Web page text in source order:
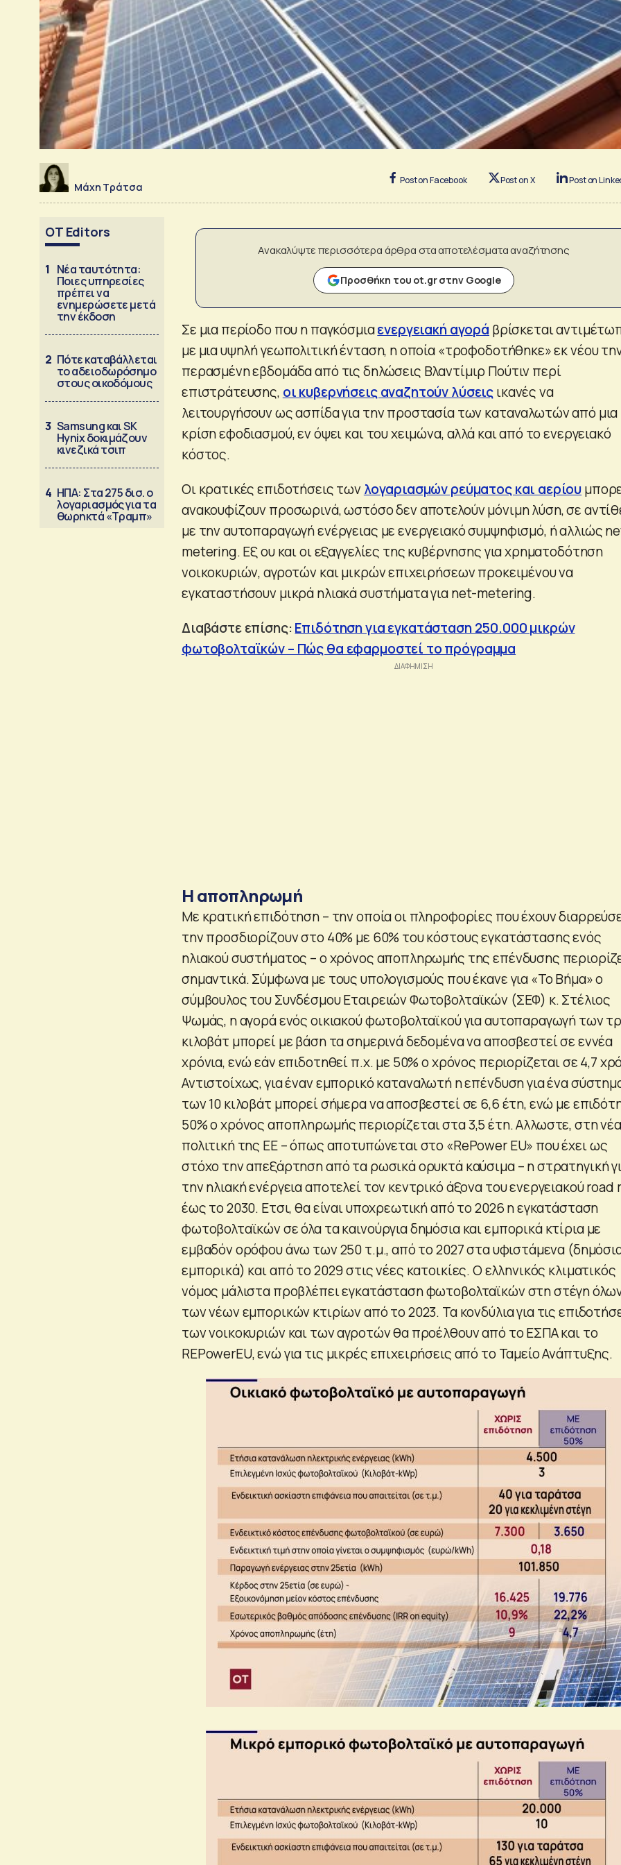
Μάχη Τράτσα
Post on Facebook Post on X Post on
OT Editors
1 Νέα ταυτότητα:
Ποιες υπηρεσίες
πρέπει να
ενημερώσετε μετά
την έκδοση
2 Πότε καταβάλλεται
το αδειοδωρόσημο
στους οικοδόμους
3 Samsung και SK
Hynix δοκιμάζουν
κινεζικά τσιπ
4 ΗΠΑ: Στα 275 δισ. ο
λογαριασμός για τα
θωρηκτά «Τραμπ»
Ανακαλύψτε περισσότερα άρθρα στα αποτελέσματα αναζήτησης
Προσθήκη του ot.gr στην Google
Σε μια περίοδο που η παγκόσμιαενεργειακή αγορά βρίσκεται
με μια υψηλή γεωπολιτική ένταση, η οποία «τροφοδοτήθηκε» εκ νέου
περασμένη εβδομάδα από τις δηλώσεις Βλαντίμιρ Πούτιν περί
επιστράτευσης, οι κυβερνήσεις αναζητούν λύσειςικανές να
λειτουργήσουν ως ασπίδα για την προστασία των καταναλωτών από μια
κρίση εφοδιασμού, εν όψει και του χειμώνα, αλλά και από το ενεργειακό
κόστος.
Οι κρατικές επιδοτήσεις των λογαριασμών ρεύματος και αερίου
ανακουφίζουν προσωρινά, ωστόσο δεν αποτελούν μόνιμη λύση, σε
με την αυτοπαραγωγή ενέργειας με ενεργειακό συμψηφισμό, ή αλλιώς
metering. Εξ ου και οι εξαγγελίες της κυβέρνησης για χρηματοδότηση
νοικοκυριών, αγροτών και μικρών επιχειρήσεων προκειμένου να
εγκαταστήσουν μικρά ηλιακά συστήματα για net-metering.
Διαβάστε επίσης: Επιδότηση για εγκατάσταση 250.000 μικρών
φωτοβολταϊκών – Πώς θα εφαρμοστεί το πρόγραμμα
H αποπληρωμή
Με κρατική επιδότηση – την οποία οι πληροφορίες που έχουν
την προσδιορίζουν στο 40% με 60% του κόστους εγκατάστασης ενός
ηλιακού συστήματος – ο χρόνος αποπληρωμής της επένδυσης
σημαντικά. Σύμφωνα με τους υπολογισμούς που έκανε για «Το Βήμα» ο
σύμβουλος του Συνδέσμου Εταιρειών Φωτοβολταϊκών (ΣΕΦ) κ. Στέλιος
Ψωμάς, η αγορά ενός οικιακού φωτοβολταϊκού για αυτοπαραγωγή των
κιλοβάτ μπορεί με βάση τα σημερινά δεδομένα να αποσβεστεί σε εννέα
χρόνια, ενώ εάν επιδοτηθεί π.χ. με 50% ο χρόνος περιορίζεται σε 4,7
Αντιστοίχως, για έναν εμπορικό καταναλωτή η επένδυση για ένα
των 10 κιλοβάτ μπορεί σήμερα να αποσβεστεί σε 6,6 έτη, ενώ με
50% ο χρόνος αποπληρωμής περιορίζεται στα 3,5 έτη. Αλλωστε, στη νέα
πολιτική της ΕΕ – όπως αποτυπώνεται στο «RePower EU» που έχει ως
στόχο την απεξάρτηση από τα ρωσικά ορυκτά καύσιμα – η στρατηγική
την ηλιακή ενέργεια αποτελεί τον κεντρικό άξονα του ενεργειακού road
έως το 2030. Ετσι, θα είναι υποχρεωτική από το 2026 η εγκατάσταση
φωτοβολταϊκών σε όλα τα καινούργια δημόσια και εμπορικά κτίρια με
εμβαδόν ορόφου άνω των 250 τ.μ., από το 2027 στα υφιστάμενα
εμπορικά) και από το 2029 στις νέες κατοικίες. Ο ελληνικός κλιματικός
νόμος μάλιστα προβλέπει εγκατάσταση φωτοβολταϊκών στη στέγη
των νέων εμπορικών κτιρίων από το 2023. Τα κονδύλια για τις
των νοικοκυριών και των αγροτών θα προέλθουν από το ΕΣΠΑ και το
REPowerEU, ενώ για τις μικρές επιχειρήσεις από το Ταμείο Ανάπτυξης.